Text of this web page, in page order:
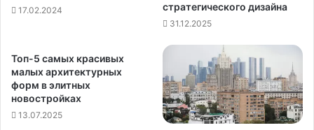
17.02.2024
стратегического дизайна
31.12.2025
Топ-5 самых красивых
малых архитектурных
форм в элитных
новостройках
13.07.2025